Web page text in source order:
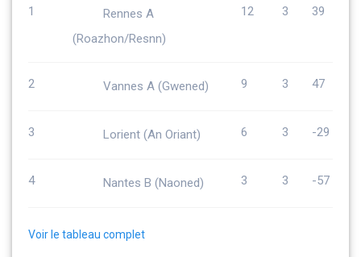
1
Rennes A
(Roazhon/Resnn)
12 3 39
2 Vannes A (Gwened) 9 3 47
3 Lorient (An Oriant) 6 3 -29
4 Nantes B (Naoned) 3 3 -57
Voir le tableau complet